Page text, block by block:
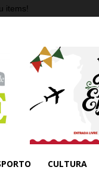
items!
CULTURA